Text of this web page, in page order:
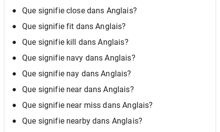
Que signifie close dans Anglais?
Que signifie fit dans Anglais?
Que signifie kill dans Anglais?
Que signifie navy dans Anglais?
Que signifie nay dans Anglais?
Que signifie near dans Anglais?
Que signifie near miss dans Anglais?
Que signifie nearby dans Anglais?